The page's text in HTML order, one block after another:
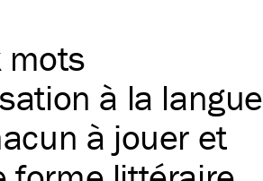
mots
à la langue
à jouer et